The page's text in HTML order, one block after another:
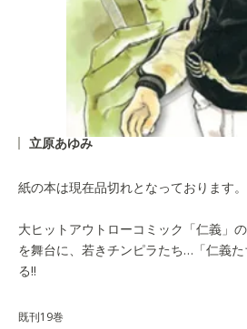
立原あゆみ
紙の本は現在品切れとなっております。
大ヒットアウトローコミック「仁義」
を舞台に、若きチンピラたち…「仁義
る!!
既刊19巻